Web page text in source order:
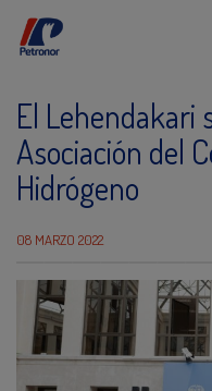
El Lehendakari
Asociación del
Hidrógeno
08 MARZO 2022